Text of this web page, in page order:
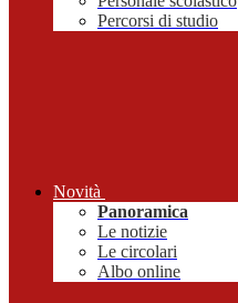
Percorsi di studio
Novità
Panoramica
Le notizie
Le circolari
Albo online